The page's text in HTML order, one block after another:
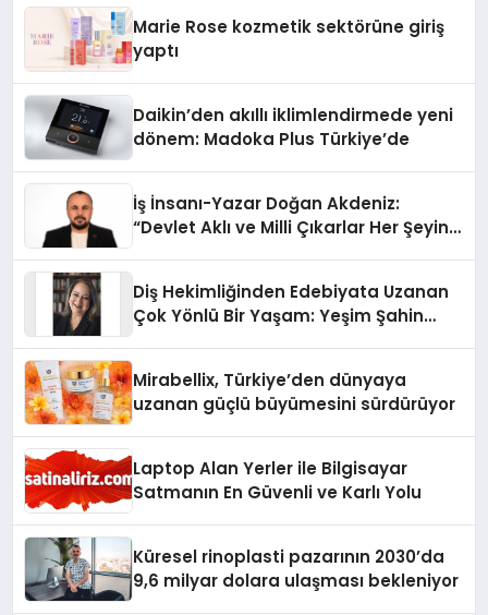
Marie Rose kozmetik sektörüne giriş
yaptı
Daikin’den akıllı iklimlendirmede yeni
dönem: Madoka Plus Türkiye’de
İş İnsanı-Yazar Doğan Akdeniz:
“Devlet Aklı ve Milli Çıkarlar Her Şeyin
Diş Hekimliğinden Edebiyata Uzanan
Çok Yönlü Bir Yaşam: Yeşim Şahin
Mirabellix, Türkiye’den dünyaya
uzanan güçlü büyümesini sürdürüyor
Laptop Alan Yerler ile Bilgisayar
Satmanın En Güvenli ve Karlı Yolu
Küresel rinoplasti pazarının 2030’da
9,6 milyar dolara ulaşması bekleniyor